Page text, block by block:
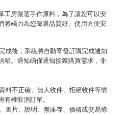
工房嚴選手作原料，為了讓您可以安
將竭力為您篩選品質好、使用方便安
成後，系統將自動寄發訂購完成通知
箱。通知函僅通知接獲購買需求，非
料不正確、無人收件、拒絕收件等情
有權取消訂單。
圖片、說明、無庫存、價格或交易條